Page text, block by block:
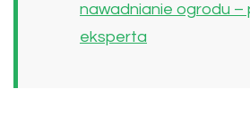
nawadnianie ogrodu –
eksperta